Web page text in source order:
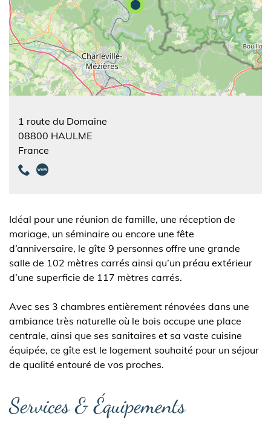
1 route du Domaine
08800 HAULME
France
Idéal pour une réunion de famille, une réception de
mariage, un séminaire ou encore une fête
d’anniversaire, le gîte 9 personnes offre une grande
salle de 102 mètres carrés ainsi qu’un préau extérieur
d’une superficie de 117 mètres carrés.
Avec ses 3 chambres entièrement rénovées dans une
ambiance très naturelle où le bois occupe une place
centrale, ainsi que ses sanitaires et sa vaste cuisine
équipée, ce gîte est le logement souhaité pour un séjour
de qualité entouré de vos proches.
Services & Équipements